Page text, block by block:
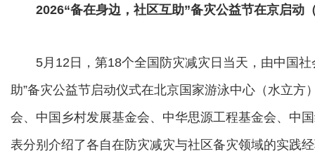
2026“备在身边，社区互助”备灾公益节在京启动
5月12日，第18个全国防灾减灾日当天，由中国社
助”备灾公益节启动仪式在北京国家游泳中心（水立
会、中国乡村发展基金会、中华思源工程基金会、中
表分别介绍了各自在防灾减灾与社区备灾领域的实践